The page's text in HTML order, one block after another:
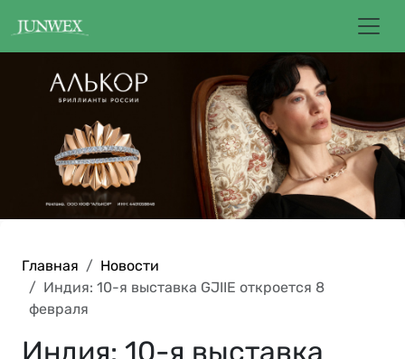
Главная
Новости
Индия: 10-я выставка GJIIE откроется 8
февраля
Индия: 10-я выставка